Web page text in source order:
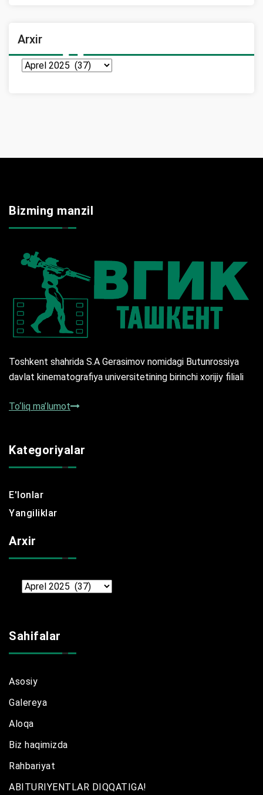
Arxir
Arxir
Bizming manzil
Toshkent shahrida S.A Gerasimov nomidagi Butunrossiya
davlat kinematografiya universitetining birinchi xorijiy filiali
To‘liq ma’lumot
Kategoriyalar
E'lonlar
Yangiliklar
Arxir
Arxir
Sahifalar
Asosiy
Galereya
Aloqa
Biz haqimizda
Rahbariyat
ABITURIYENTLAR DIQQATIGA!